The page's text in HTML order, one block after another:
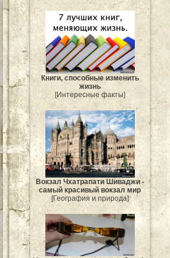
Книги, способные изменить
жизнь
[Интересные факты]
Вокзал Чхатрапати Шиваджи -
самый красивый вокзал мир
[География и природа]